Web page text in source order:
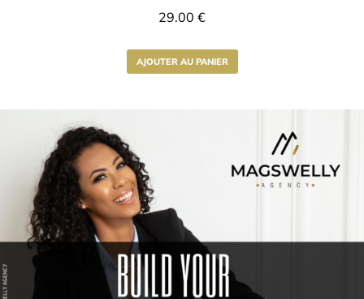
29.00 €
AJOUTER AU PANIER